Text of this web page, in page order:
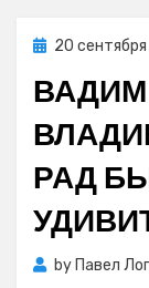
Posted
20
РАД
by Павел